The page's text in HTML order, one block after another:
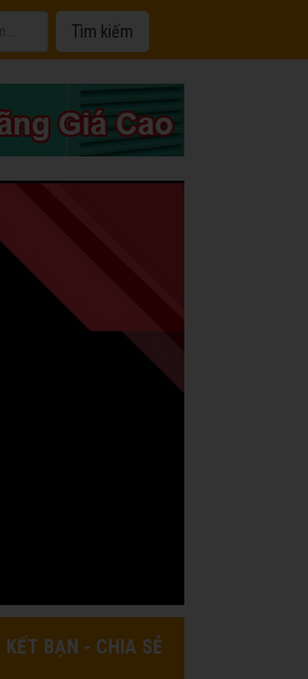
KẾT BẠN - CHIA SẺ